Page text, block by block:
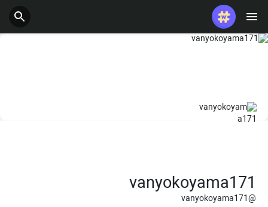
پست های محبوب
vanyokoyama171
@vanyokoyama171